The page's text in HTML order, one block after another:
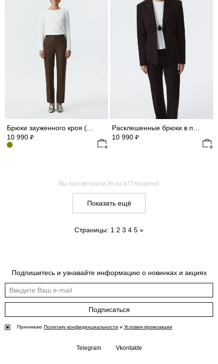
10 990 ₽
10 990 ₽
Вы просмотрели 30 из 977 моделей
Показать ещё
Страницы: 1 2 3 4 5 »
Подпишитесь и узнавайте информацию о новинках и акциях
Подписаться
Принимаю Политику конфиденциальности и Условия промоакции
Telegram Vkontakte